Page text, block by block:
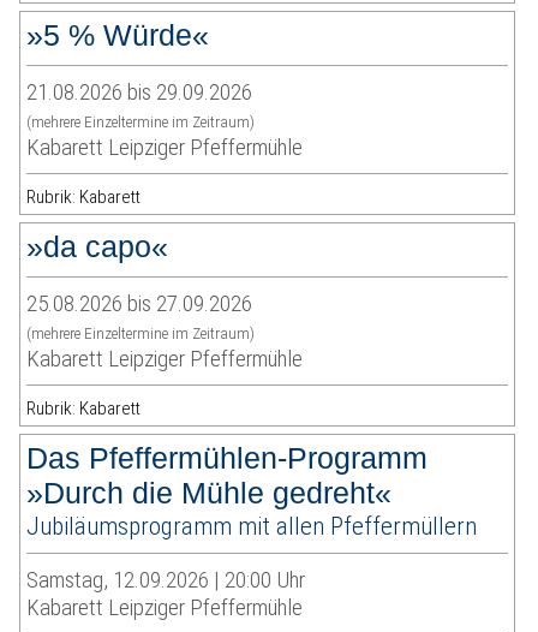
»5 % Würde«
21.08.2026 bis 29.09.2026
(mehrere Einzeltermine im Zeitraum)
Kabarett Leipziger Pfeffermühle
Rubrik: Kabarett
»da capo«
25.08.2026 bis 27.09.2026
(mehrere Einzeltermine im Zeitraum)
Kabarett Leipziger Pfeffermühle
Rubrik: Kabarett
Das Pfeffermühlen-Programm
»Durch die Mühle gedreht«
Jubiläumsprogramm mit allen Pfeffermüllern
Samstag, 12.09.2026 | 20:00 Uhr
Kabarett Leipziger Pfeffermühle